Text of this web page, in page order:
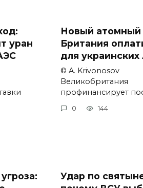
уран
Новый атомный
Британия
для
© A. Krivonosov
Великобритания
профинансирует
0 144
Удар по